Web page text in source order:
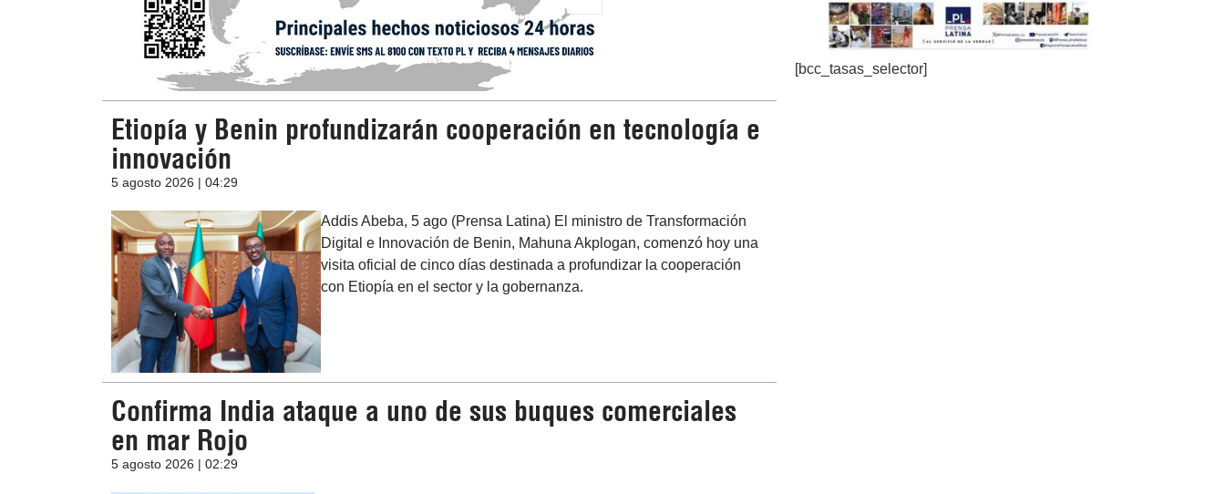
Etiopía y Benin profundizarán cooperación en tecnología e
innovación
5 agosto 2026 | 04:29
Addis Abeba, 5 ago (Prensa Latina) El ministro de Transformación
Digital e Innovación de Benin, Mahuna Akplogan, comenzó hoy una
visita oficial de cinco días destinada a profundizar la cooperación
con Etiopía en el sector y la gobernanza.
Confirma India ataque a uno de sus buques comerciales
en mar Rojo
5 agosto 2026 | 02:29
[bcc_tasas_selector]